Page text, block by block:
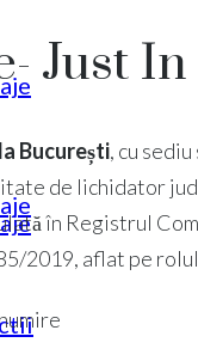
Just
București, cu
de lichidator
în Registrul
2019, aflat pe